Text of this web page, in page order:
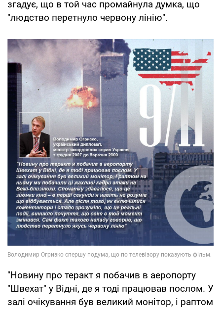
згадує, що в той час промайнула думка, що
"людство перетнуло червону лінію".
"Новину про теракт я побачив в аеропорту
"Швехат" у Відні, де я тоді працював послом. У
залі очікування був великий монітор, і раптом